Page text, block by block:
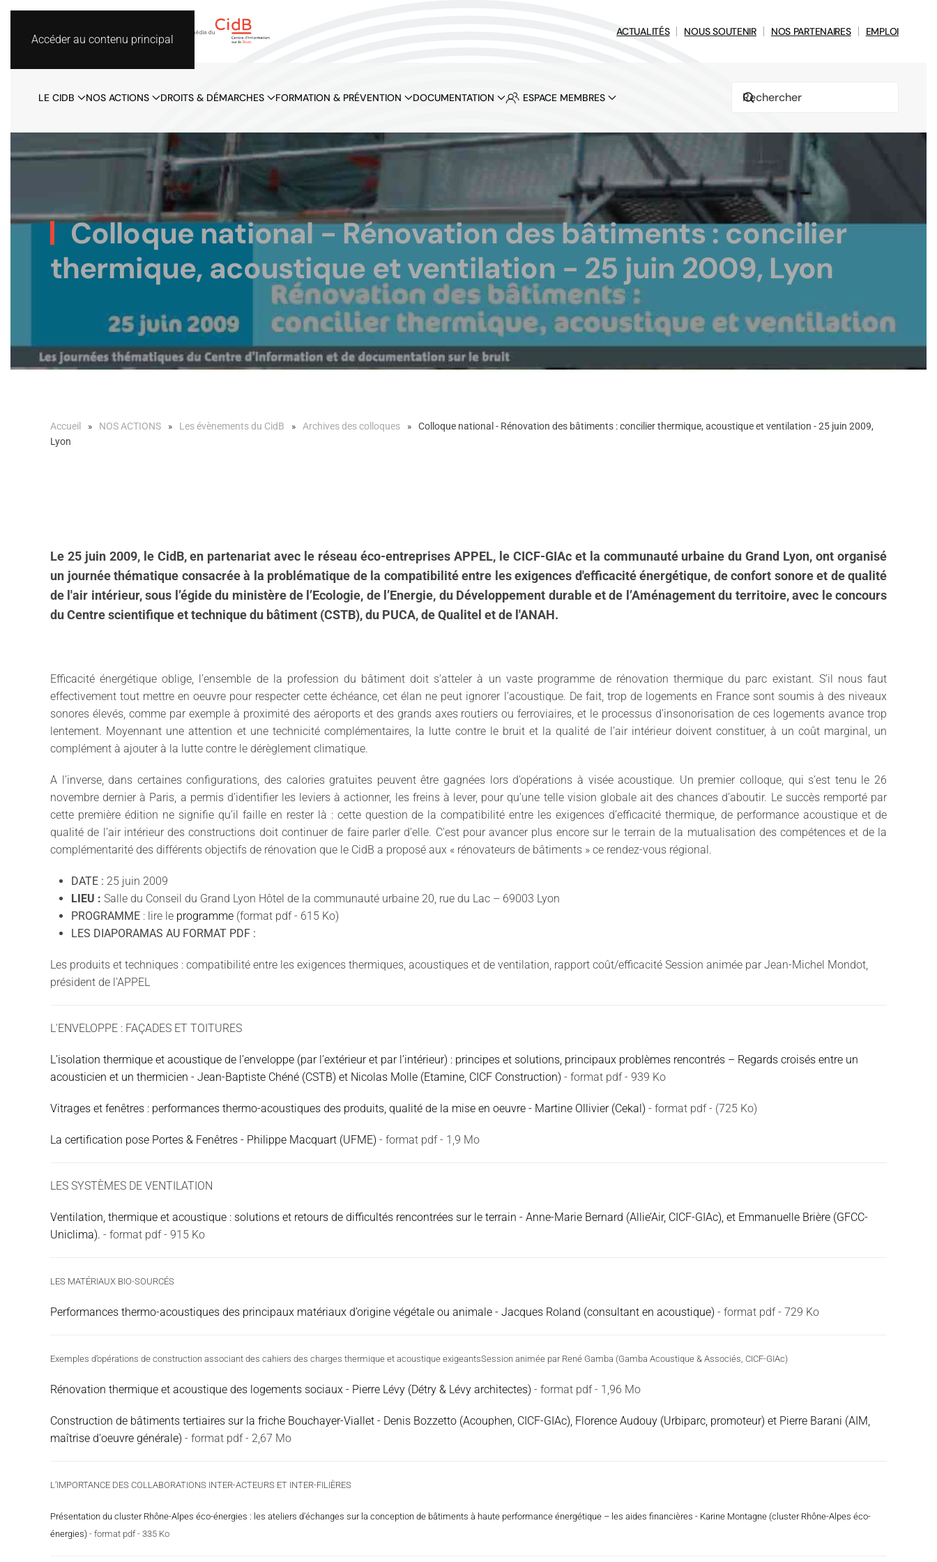
Accéder au contenu principal
ACTUALITÉS NOUS SOUTENIR NOS PARTENAIRES EMPLOI
LE CIDB NOS ACTIONS DROITS & DÉMARCHES FORMATION & PRÉVENTION DOCUMENTATION ESPACE MEMBRES
Colloque national - Rénovation des bâtiments : concilier
thermique, acoustique et ventilation - 25 juin 2009, Lyon
Accueil NOS ACTIONS Les évènements du CidB Archives des colloques
Colloque national - Rénovation des bâtiments : concilier thermique, acoustique et ventilation - 25 juin 2009,
Lyon
Le 25 juin 2009, le CidB, en partenariat avec le réseau éco-entreprises APPEL, le CICF-GIAc et la communauté urbaine du Grand Lyon, ont organisé
un journée thématique consacrée à la problématique de la compatibilité entre les exigences d'efficacité énergétique, de confort sonore et de qualité
de l'air intérieur,sous l’égide du ministère de l’Ecologie, de l’Energie, du Développement durable et de l’Aménagement du territoire, avec le concours
du Centre scientifique et technique du bâtiment (CSTB), du PUCA, de Qualitel et de l'ANAH.
Efficacité énergétique oblige, l’ensemble de la profession du bâtiment doit s’atteler à un vaste programme de rénovation thermique du parc existant. S’il nous faut
effectivement tout mettre en oeuvre pour respecter cette échéance, cet élan ne peut ignorer l’acoustique. De fait, trop de logements en France sont soumis à des niveaux
sonores élevés, comme par exemple à proximité des aéroports et des grands axes routiers ou ferroviaires, et le processus d’insonorisation de ces logements avance trop
lentement. Moyennant une attention et une technicité complémentaires, la lutte contre le bruit et la qualité de l’air intérieur doivent constituer, à un coût marginal, un
complément à ajouter à la lutte contre le dérèglement climatique.
A l’inverse, dans certaines configurations, des calories gratuites peuvent être gagnées lors d’opérations à visée acoustique. Un premier colloque, qui s’est tenu le 26
novembre dernier à Paris, a permis d’identifier les leviers à actionner, les freins à lever, pour qu’une telle vision globale ait des chances d’aboutir. Le succès remporté par
cette première édition ne signifie qu’il faille en rester là : cette question de la compatibilité entre les exigences d’efficacité thermique, de performance acoustique et de
qualité de l’air intérieur des constructions doit continuer de faire parler d’elle. C'est pour avancer plus encore sur le terrain de la mutualisation des compétences et de la
complémentarité des différents objectifs de rénovation que le CidB a proposé aux « rénovateurs de bâtiments » ce rendez-vous régional.
DATE : 25 juin 2009
LIEU : Salle du Conseil du Grand Lyon Hôtel de la communauté urbaine 20, rue du Lac – 69003 Lyon
PROGRAMME : lire le programme (format pdf - 615 Ko)
LES DIAPORAMAS AU FORMAT PDF :
Les produits et techniques : compatibilité entre les exigences thermiques, acoustiques et de ventilation, rapport coût/efficacité Session animée par Jean-Michel Mondot,
président de l’APPEL
L'ENVELOPPE : FAÇADES ET TOITURES
L’isolation thermique et acoustique de l’enveloppe (par l’extérieur et par l’intérieur) : principes et solutions, principaux problèmes rencontrés – Regards croisés entre un
acousticien et un thermicien - Jean-Baptiste Chéné (CSTB) et Nicolas Molle (Etamine, CICF Construction) - format pdf - 939 Ko
Vitrages et fenêtres : performances thermo-acoustiques des produits, qualité de la mise en oeuvre - Martine Ollivier (Cekal) - format pdf - (725 Ko)
La certification pose Portes & Fenêtres - Philippe Macquart (UFME) - format pdf - 1,9 Mo
LES SYSTÈMES DE VENTILATION
Ventilation, thermique et acoustique : solutions et retours de difficultés rencontrées sur le terrain - Anne-Marie Bernard (Allie’Air, CICF-GIAc), et Emmanuelle Brière (GFCC-
Uniclima). - format pdf - 915 Ko
LES MATÉRIAUX BIO-SOURCÉS
Performances thermo-acoustiques des principaux matériaux d’origine végétale ou animale - Jacques Roland (consultant en acoustique) - format pdf - 729 Ko
Exemples d’opérations de construction associant des cahiers des charges thermique et acoustique exigeantsSession animée par René Gamba (Gamba Acoustique & Associés, CICF-GIAc)
Rénovation thermique et acoustique des logements sociaux - Pierre Lévy (Détry & Lévy architectes) - format pdf - 1,96 Mo
Construction de bâtiments tertiaires sur la friche Bouchayer-Viallet - Denis Bozzetto (Acouphen, CICF-GIAc), Florence Audouy (Urbiparc, promoteur) et Pierre Barani (AIM,
maîtrise d'oeuvre générale) - format pdf - 2,67 Mo
L’IMPORTANCE DES COLLABORATIONS INTER-ACTEURS ET INTER-FILIÈRES
Présentation du cluster Rhône-Alpes éco-énergies : les ateliers d'échanges sur la conception de bâtiments à haute performance énergétique – les aides financières - Karine Montagne (cluster Rhône-Alpes éco-
énergies) - format pdf - 335 Ko